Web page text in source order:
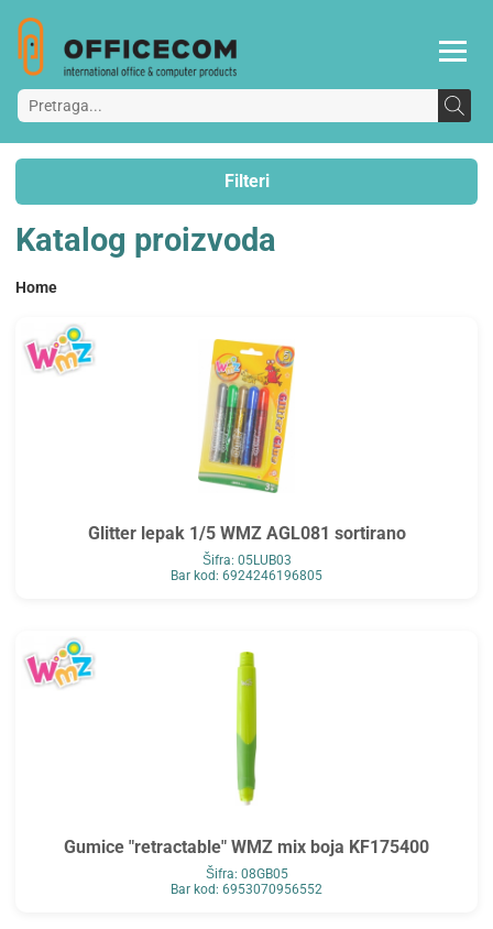
Filteri
Katalog proizvoda
Home
Glitter lepak 1/5 WMZ AGL081 sortirano
Šifra: 05LUB03
Bar kod: 6924246196805
Gumice "retractable" WMZ mix boja KF175400
Šifra: 08GB05
Bar kod: 6953070956552